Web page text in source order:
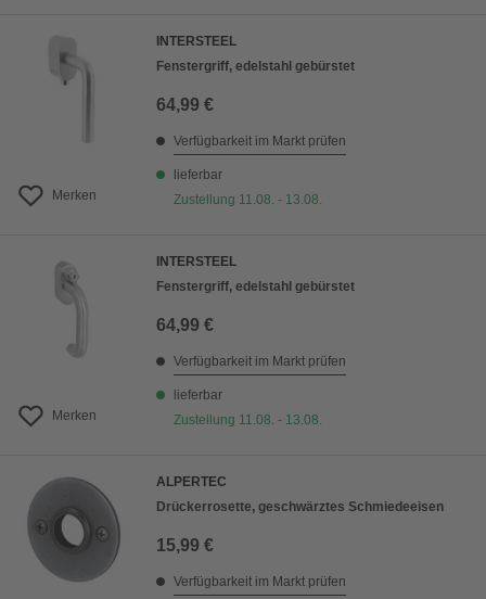
Merken
INTERSTEEL
Fenstergriff, edelstahl gebürstet
64,99 €
Verfügbarkeit im Markt prüfen
lieferbar
Zustellung 11.08. - 13.08.
Merken
INTERSTEEL
Fenstergriff, edelstahl gebürstet
64,99 €
Verfügbarkeit im Markt prüfen
lieferbar
Zustellung 11.08. - 13.08.
ALPERTEC
Drückerrosette, geschwärztes Schmiedeeisen
15,99 €
Verfügbarkeit im Markt prüfen